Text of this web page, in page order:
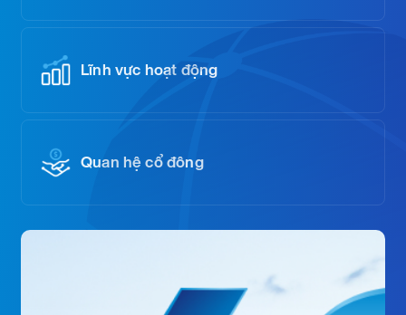
Lĩnh vực hoạt động
Quan hệ cổ đông